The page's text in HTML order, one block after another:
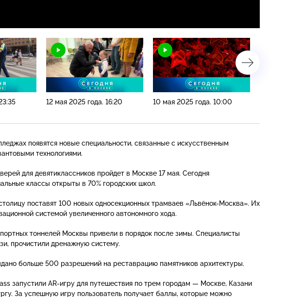
12 мая 2025 года. 16:20 10 мая 2025 года. 10:00
появятся новые специальности, связанные с искусственным
технологиями.
для девятиклассников пройдет в Москве 17 мая. Сегодня
классы открыты в 70% городских школ.
поставят 100 новых односекционных трамваев «Львёнок-Москва». Их
системой увеличенного автономного хода.
тоннелей Москвы привели в порядок после зимы. Специалисты
прочистили дренажную систему.
больше 500 разрешений на реставрацию памятников архитектуры.
запустили AR-игру для путешествия по трем городам — Москве, Казани
. За успешную игру пользователь получает баллы, которые можно